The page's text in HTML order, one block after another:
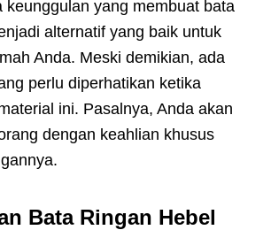
keunggulan yang membuat bata
alternatif yang baik untuk
Anda. Meski demikian, ada
perlu diperhatikan ketika
ini. Pasalnya, Anda akan
dengan keahlian khusus
Bata Ringan Hebel